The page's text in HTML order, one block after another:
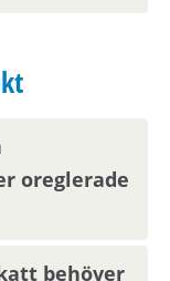
oreglerade
behöver